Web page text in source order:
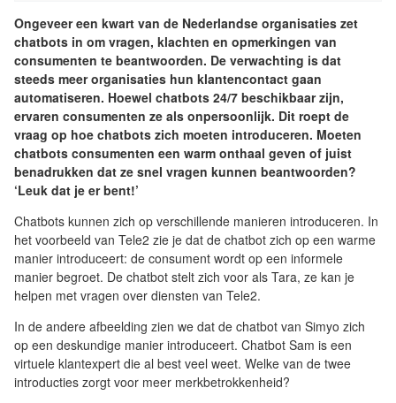
Ongeveer een kwart van de Nederlandse organisaties zet
chatbots in om vragen, klachten en opmerkingen van
consumenten te beantwoorden. De verwachting is dat
steeds meer organisaties hun klantencontact gaan
automatiseren. Hoewel chatbots 24/7 beschikbaar zijn,
ervaren consumenten ze als onpersoonlijk. Dit roept de
vraag op hoe chatbots zich moeten introduceren. Moeten
chatbots consumenten een warm onthaal geven of juist
benadrukken dat ze snel vragen kunnen beantwoorden?
‘Leuk dat je er bent!’
Chatbots kunnen zich op verschillende manieren introduceren. In
het voorbeeld van Tele2 zie je dat de chatbot zich op een warme
manier introduceert: de consument wordt op een informele
manier begroet. De chatbot stelt zich voor als Tara, ze kan je
helpen met vragen over diensten van Tele2.
In de andere afbeelding zien we dat de chatbot van Simyo zich
op een deskundige manier introduceert. Chatbot Sam is een
virtuele klantexpert die al best veel weet. Welke van de twee
introducties zorgt voor meer merkbetrokkenheid?